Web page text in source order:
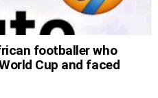
footballer who
Cup and faced